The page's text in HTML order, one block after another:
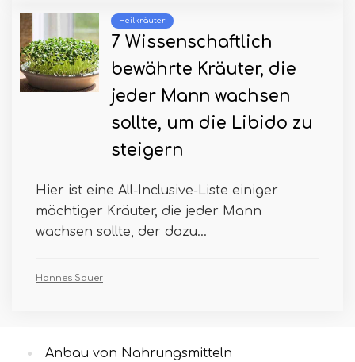
Heilkräuter
7 Wissenschaftlich
bewährte Kräuter, die
jeder Mann wachsen
sollte, um die Libido zu
steigern
Hier ist eine All-Inclusive-Liste einiger
mächtiger Kräuter, die jeder Mann
wachsen sollte, der dazu...
Hannes Sauer
Anbau von Nahrungsmitteln